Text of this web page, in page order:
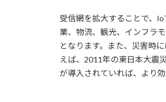
受信網を拡大することで、
業、物流、観光、インフラ
となります。また、災害時
えば、2011年の東日本大震
が導入されていれば、より